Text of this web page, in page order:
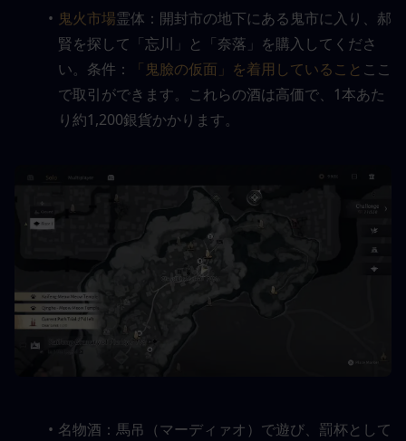
鬼火市場霊体：開封市の地下にある鬼市に入り、郝
賢を探して「忘川」と「奈落」を購入してくださ
い。条件：
「鬼臉の仮面」を着用していること ここ
で取引ができます。これらの酒は高価で、1本あた
り約1,200銀貨かかります。
名物酒：馬吊（マーディァオ）で遊び、罰杯として